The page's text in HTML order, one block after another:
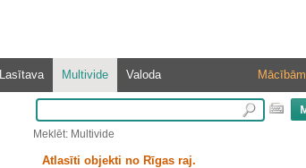
Lasītava Multivide Valoda Mācībām
Meklēt: Multivide
Atlasīti objekti no Rīgas raj.